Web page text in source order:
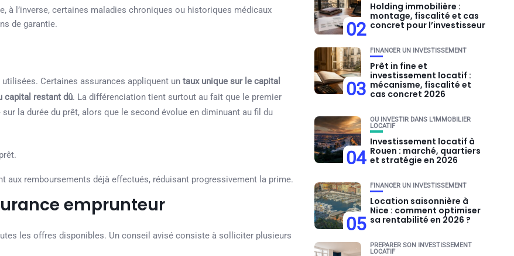
à l’inverse, certaines maladies chroniques ou historiques médicaux
de garantie.
Certaines assurances appliquent un taux unique sur le capital
capital restant dû. La différenciation tient surtout au fait que le premier
la durée du prêt, alors que le second évolue en diminuant au fil du
aux remboursements déjà effectués, réduisant progressivement la prime.
emprunteur
les offres disponibles. Un conseil avisé consiste à solliciter plusieurs
02
Holding immobilière :
montage, fiscalité et cas
concret pour l’investisseur
03
FINANCER UN INVESTISSEMENT
Prêt in fine et
investissement locatif :
mécanisme, fiscalité et
cas concret 2026
04
OU INVESTIR DANS L'IMMOBILIER
LOCATIF
Investissement locatif à
Rouen : marché, quartiers
et stratégie en 2026
05
FINANCER UN INVESTISSEMENT
Location saisonnière à
Nice : comment optimiser
sa rentabilité en 2026 ?
PRÉPARER SON INVESTISSEMENT
LOCATIF